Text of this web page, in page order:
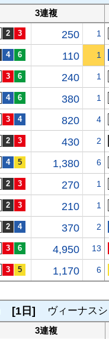
3連複
250 1
110 1
240 1
380 1
820 4
430 2
1,380 6
270 1
210 1
370 2
4,950 13
1,170 6
[1日] ヴィーナス
3連複